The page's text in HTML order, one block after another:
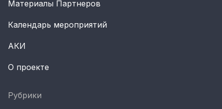
Материалы Партнеров
Календарь мероприятий
АКИ
О проекте
Рубрики